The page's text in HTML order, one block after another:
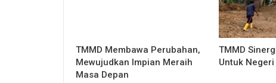
TMMD Membawa Perubahan,
Mewujudkan Impian Meraih
Masa Depan
TMMD
Untuk Negeri